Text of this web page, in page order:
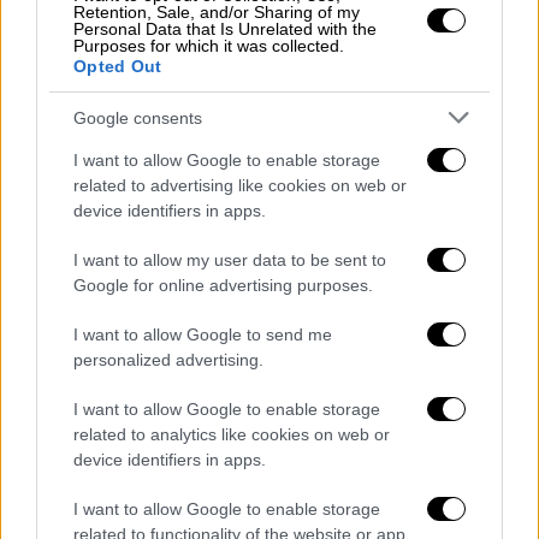
Retention, Sale, and/or Sharing of my
Personal Data that Is Unrelated with the
Purposes for which it was collected.
Opted Out
Google consents
I want to allow Google to enable storage
related to advertising like cookies on web or
device identifiers in apps.
I want to allow my user data to be sent to
Google for online advertising purposes.
I want to allow Google to send me
personalized advertising.
I want to allow Google to enable storage
related to analytics like cookies on web or
device identifiers in apps.
I want to allow Google to enable storage
related to functionality of the website or app.
συμμετέχοντες
Η συμφωνία συζητήθηκε κατά τη διάρκεια
τηλεφωνικής επικοινωνίας
που έγινε μία
Σύμφωνα με τις πληροφορίες, στη συνομιλία
συμμετείχαν επίσης ο
Ισραηλινός υπουργός Στρατηγικών Σχέσεων
Ρον Ντερμέρ.
Η συγκυρία της συνεννόησης
μόλις λίγες
ημέρες μετά τη στρατιωτική κλιμάκωση
μεταξύ ΗΠΑ και Ιράν προσδίδει στη
συμφωνία χαρακτήραστρατηγικής
αποσυμπίεσηςτης περιοχής.
Ανταλλάγματα και διεθνείς κινήσεις